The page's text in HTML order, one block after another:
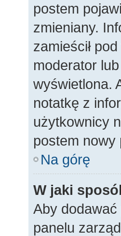
postem
zmieniany.
zamieścił
moderator
wyświetlona.
notatkę z
użytkownicy
postem nowy
Na górę
W jaki
Aby
panelu